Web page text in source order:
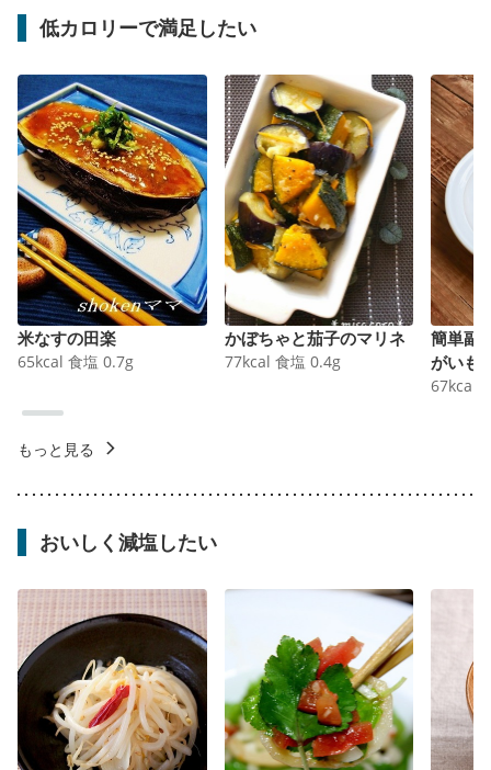
低カロリーで満足したい
米なすの田楽
65kcal 食塩 0.7g
かぼちゃと茄子のマリネ
77kcal 食塩 0.4g
簡単副
がいも
67kcal
もっと見る
おいしく減塩したい